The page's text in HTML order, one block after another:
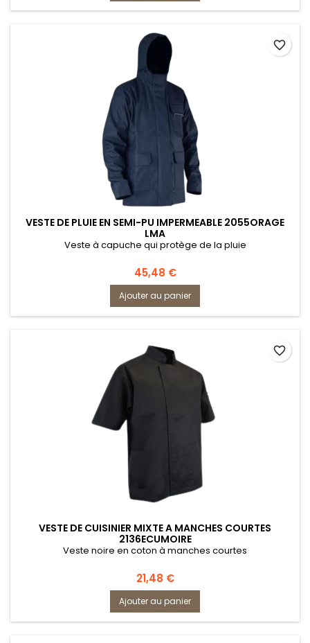
VESTE DE PLUIE EN SEMI-PU IMPERMEABLE 2055ORAGE
LMA
Veste à capuche qui protège de la pluie
Prix
45,48 €
Ajouter au panier
favorite_border
VESTE DE CUISINIER MIXTE A MANCHES COURTES
2136ECUMOIRE
Veste noire en coton à manches courtes
Prix
21,48 €
Ajouter au panier
favorite_border